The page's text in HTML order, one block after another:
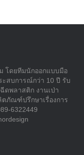
โดยทีมนักออกแบบมือ
สบการณ์กว่า 10 ปี รับ
ดพลาสติก งานเป่า
ภัณฑ์ปรึกษาเรื่องการ
6322449